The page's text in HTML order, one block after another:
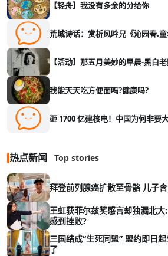
【轻舟】我没有多余的分给你
荒城诗话：赏析风吟兄《沁园春.童
【活动】那五月美妙的早晨-黑白
我能天天吃方便面吗?健康吗?
砸 1700 亿建核电！中国为何非要
热点新闻 Top stories
拜登前列腺癌扩散至骨骼 儿子
王虹获菲尔兹奖感言却独漏北
感到挫败?
三国结成“生死同盟” 盟约即日
了